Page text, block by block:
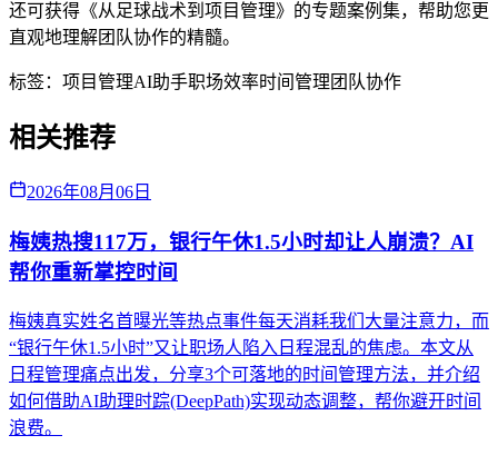
还可获得《从足球战术到项目管理》的专题案例集，帮助您更
直观地理解团队协作的精髓。
标签： 项目管理AI助手职场效率时间管理 团队协作
相关推荐
2026年08月06日
梅姨热搜117万，银行午休1.5小时却让人崩溃？AI
帮你重新掌控时间
梅姨真实姓名首曝光等热点事件每天消耗我们大量注意力，而
“银行午休1.5小时”又让职场人陷入日程混乱的焦虑。本文从
日程管理痛点出发，分享3个可落地的时间管理方法，并介绍
如何借助AI助理时踪(DeepPath)实现动态调整，帮你避开时间
浪费。